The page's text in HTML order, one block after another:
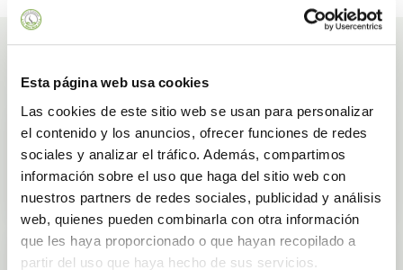
Esta página web usa cookies
Las cookies de este sitio web se usan para personalizar
el contenido y los anuncios, ofrecer funciones de redes
sociales y analizar el tráfico. Además, compartimos
información sobre el uso que haga del sitio web con
nuestros partners de redes sociales, publicidad y análisis
web, quienes pueden combinarla con otra información
que les haya proporcionado o que hayan recopilado a
partir del uso que haya hecho de sus servicios.
Ingrediënten
Ingrediënten waarmee wij onze producten maken Deodorant met aloë vera
MEER WETEN
Kamille
Anti-stress Antibacterieel